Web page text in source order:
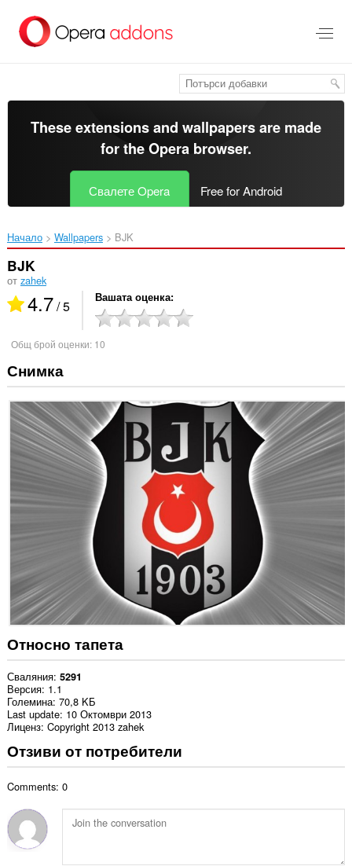
главното
съдържание
These extensions and wallpapers are made
for theOpera browser.
Свалете Opera Free for Android
Начало Wallpapers BJK‎
BJK
от zahek
4.7/ 5 Вашата оценка
Общ брой оценки: 10
Снимка
Относно тапета
Сваляния 5291
Версия 1.1
Големина 70,8 KБ
Last update 10 Октомври 2013
Лиценз Copyright 2013 zahek
Отзиви от потребители
Comments: 0